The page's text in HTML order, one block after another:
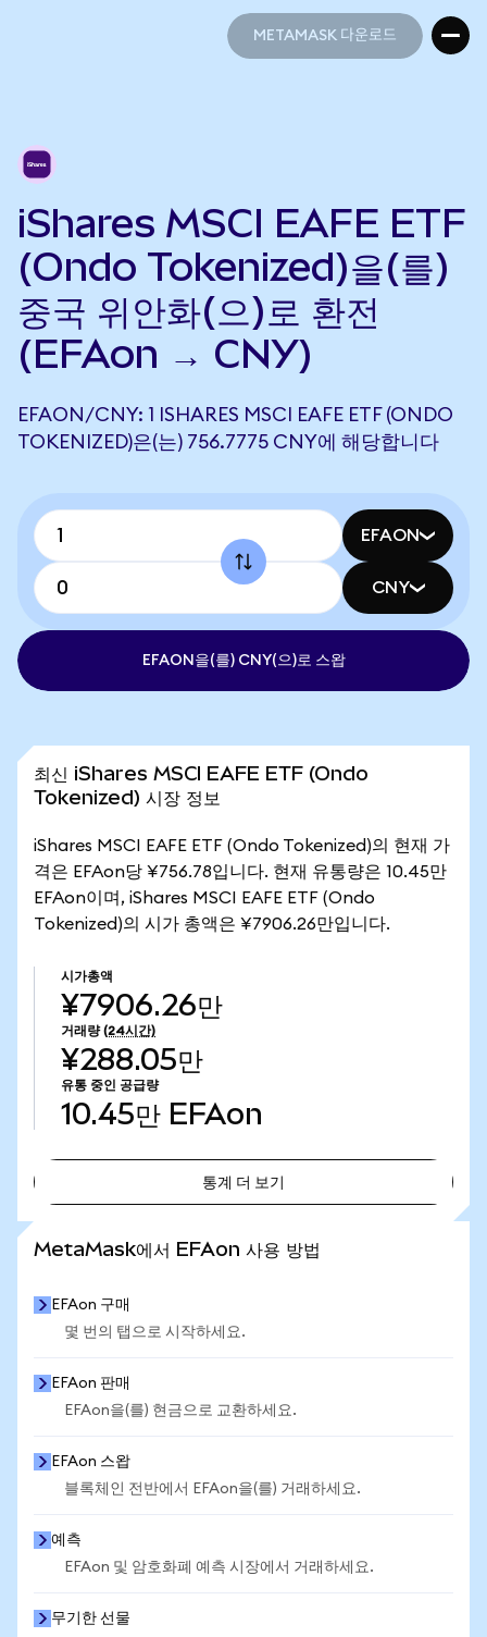
METAMASK 다운로드
iShares MSCI EAFE ETF
(Ondo Tokenized)을(를)
중국 위안화(으)로 환전
(EFAon → CNY)
EFAON/CNY: 1 ISHARES MSCI EAFE ETF (ONDO
TOKENIZED)은(는) 756.7775 CNY에 해당합니다
EFAON
CNY
EFAON을(를) CNY(으)로 스왑
최신 iShares MSCI EAFE ETF (Ondo
Tokenized) 시장 정보
iShares MSCI EAFE ETF (Ondo Tokenized)의 현재 가
격은 EFAon당 ¥756.78입니다. 현재 유통량은 10.45만
EFAon이며, iShares MSCI EAFE ETF (Ondo
Tokenized)의 시가 총액은 ¥7906.26만입니다.
시가총액
¥7906.26만
거래량 (24시간)
¥288.05만
유통 중인 공급량
10.45만 EFAon
통계 더 보기
MetaMask에서 EFAon 사용 방법
EFAon 구매
몇 번의 탭으로 시작하세요.
EFAon 판매
EFAon을(를) 현금으로 교환하세요.
EFAon 스왑
블록체인 전반에서 EFAon을(를) 거래하세요.
예측
EFAon 및 암호화폐 예측 시장에서 거래하세요.
무기한 선물